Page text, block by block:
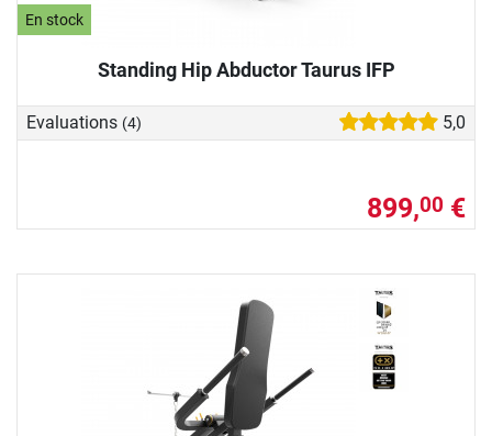
En stock
Standing Hip Abductor Taurus IFP
Evaluations (4) 5,0
899,00 €